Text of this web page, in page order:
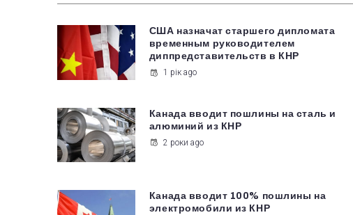
США назначат старшего дипломата
временным руководителем
диппредставительств в КНР
1 рік ago
Канада вводит пошлины на сталь и
алюминий из КНР
2 роки ago
Канада вводит 100% пошлины на
электромобили из КНР